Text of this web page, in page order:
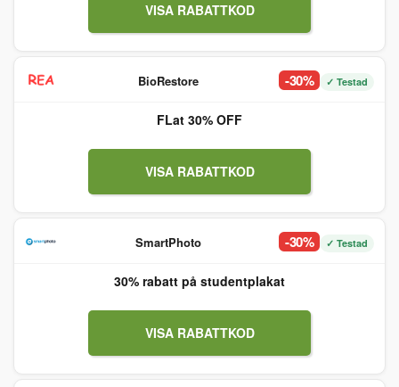
VISA RABATTKOD
BioRestore -30% ✓ Testad
FLat 30% OFF
VISA RABATTKOD
SmartPhoto -30% ✓ Testad
30% rabatt på studentplakat
VISA RABATTKOD